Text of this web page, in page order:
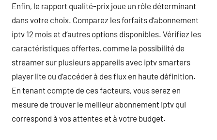
Enfin, le rapport qualité-prix joue un rôle déterminant
dans votre choix. Comparez les forfaits d’abonnement
iptv 12 mois et d’autres options disponibles. Vérifiez les
caractéristiques offertes, comme la possibilité de
streamer sur plusieurs appareils avec iptv smarters
player lite ou d’accéder à des flux en haute définition.
En tenant compte de ces facteurs, vous serez en
mesure de trouver le meilleur abonnement iptv qui
correspond à vos attentes et à votre budget.